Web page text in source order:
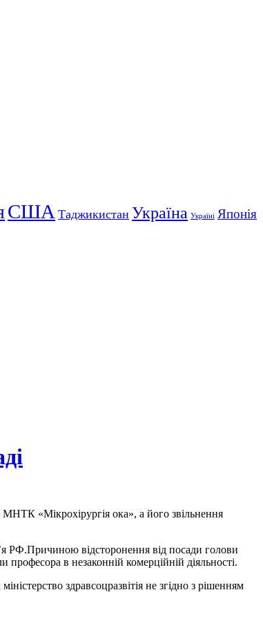
США Таджикистан Україна Україні Японія
«Мікрохірургія ока», а його звільнення
РФ.Причиною відсторонення від посади голови
в незаконній комерційній діяльності.
здравсоцразвітія не згідно з рішенням